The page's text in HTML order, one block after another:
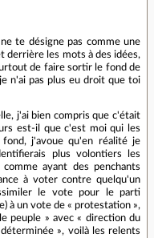
te désigne pas comme une
derrière les mots à des idées,
de faire sortir le fond de
n'ai pas plus eu droit que toi
j'ai bien compris que c'était
est-il que c'est moi qui les
j'avoue qu'en réalité je
plus volontiers les
ayant des penchants
à voter contre quelqu'un
le vote pour le parti
à un vote de « protestation »,
peuple » avec « direction du
», voilà les relents